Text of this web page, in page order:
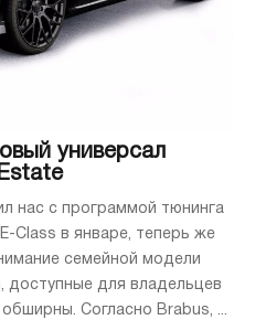
универсал
нас с программой тюнинга
Class в январе, теперь же
семейной модели
доступные для владельцев
Согласно Brabus, ...